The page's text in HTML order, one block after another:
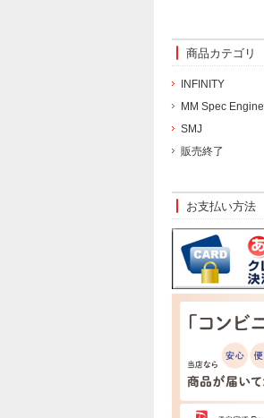
商品カテゴリ
INFINITY
MM Spec Engine
SMJ
販売終了
お支払い方法